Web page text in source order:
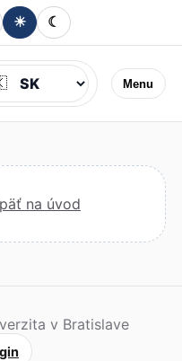
☀ ☾
Menu
Jazyk
na úvod
v Bratislave